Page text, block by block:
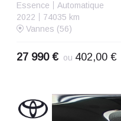
Essence
Automatique
2022
74035 km
Vannes (56)
27 990 € ou 402,00 €